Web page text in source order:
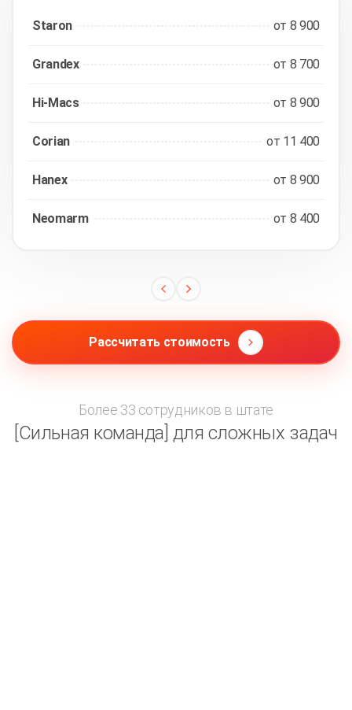
Staron от 8 900
Grandex от 8 700
Hi-Macs от 8 900
Corian от 11 400
Hanex от 8 900
Neomarm от 8 400
Рассчитать стоимость
Более 33 сотрудников в штате
[Сильная команда] для сложных задач